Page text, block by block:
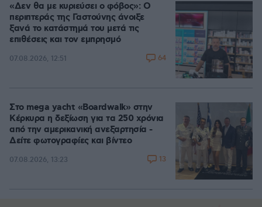
«Δεν θα με κυριεύσει ο φόβος»: Ο
περιπτεράς της Γαστούνης άνοιξε
ξανά το κατάστημά του μετά τις
επιθέσεις και τον εμπρησμό
07.08.2026, 12:51 64
Στο mega yacht «Boardwalk» στην
Κέρκυρα η δεξίωση για τα 250 χρόνια
από την αμερικανική ανεξαρτησία -
Δείτε φωτογραφίες και βίντεο
07.08.2026, 13:23 13